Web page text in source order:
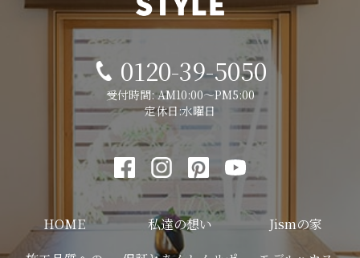
0120-39-5050
受付時間: AM10:00～PM5:00
定休日:水曜日
HOME 私達の想い
Jismの家